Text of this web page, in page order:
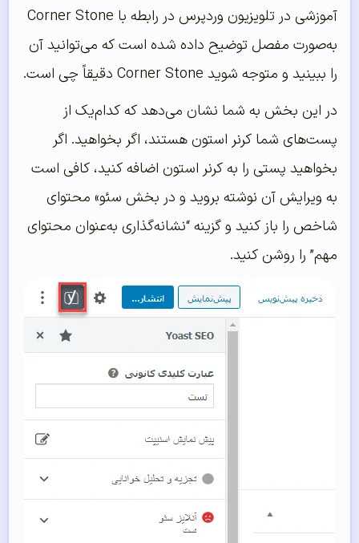
آموزشی در تلویزیون وردپرس در رابطه با Corner Stone
به‌صورت مفصل توضیح داده شده است که می‌توانید آن
را ببینید و متوجه شوید Corner Stone دقیقاً چی است.
در این بخش به شما نشان می‌دهد که کدام‌یک از
پست‌های شما کرنر استون هستند، اگر بخواهید. اگر
بخواهید پستی را به کرنر استون اضافه کنید، کافی است
به ویرایش آن نوشته بروید و در بخش سئو» محتوای
شاخص را باز کنید و گزینه “نشانه‌گذاری به‌عنوان محتوای
مهم” را روشن کنید.